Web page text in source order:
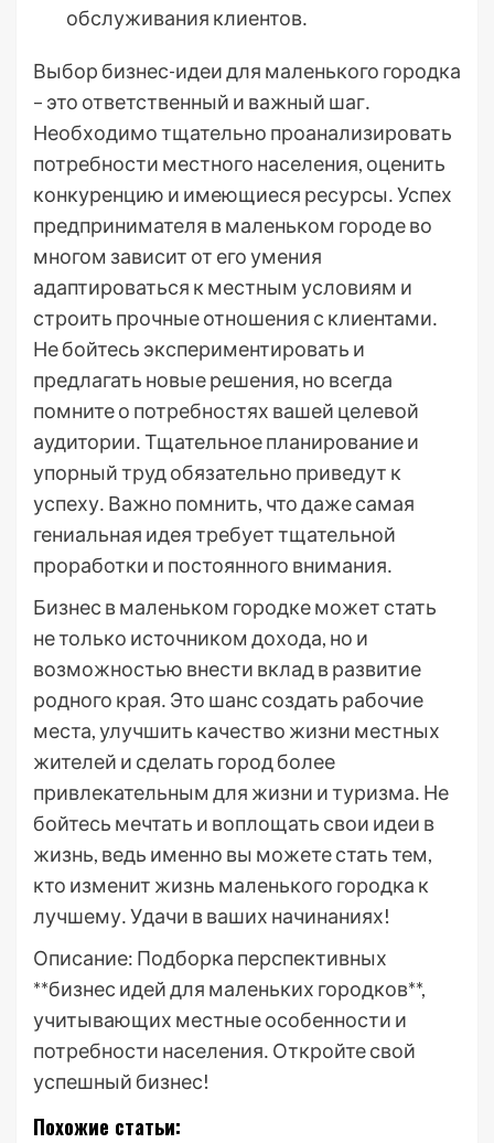
обслуживания клиентов․
Выбор бизнес-идеи для маленького городка
– это ответственный и важный шаг․
Необходимо тщательно проанализировать
потребности местного населения, оценить
конкуренцию и имеющиеся ресурсы․ Успех
предпринимателя в маленьком городе во
многом зависит от его умения
адаптироваться к местным условиям и
строить прочные отношения с клиентами․
Не бойтесь экспериментировать и
предлагать новые решения, но всегда
помните о потребностях вашей целевой
аудитории․ Тщательное планирование и
упорный труд обязательно приведут к
успеху․ Важно помнить, что даже самая
гениальная идея требует тщательной
проработки и постоянного внимания․
Бизнес в маленьком городке может стать
не только источником дохода, но и
возможностью внести вклад в развитие
родного края․ Это шанс создать рабочие
места, улучшить качество жизни местных
жителей и сделать город более
привлекательным для жизни и туризма․ Не
бойтесь мечтать и воплощать свои идеи в
жизнь, ведь именно вы можете стать тем,
кто изменит жизнь маленького городка к
лучшему․ Удачи в ваших начинаниях!
Описание: Подборка перспективных
**бизнес идей для маленьких городков**,
учитывающих местные особенности и
потребности населения․ Откройте свой
успешный бизнес!
Похожие статьи: